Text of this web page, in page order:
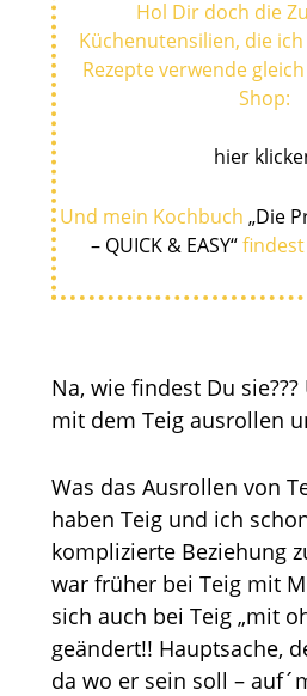
Hol Dir doch die
Küchenutensilien, die
Rezepte verwende
Shop:
hier
Und mein Kochbuch „Die
– QUICK & EASY“
Na, wie findest Du
mit dem Teig ausrollen
Was das Ausrollen von
haben Teig und ich
komplizierte Beziehung
war früher bei Teig mit
sich auch bei Teig „mit
geändert!! Hauptsache,
da wo er sein soll –